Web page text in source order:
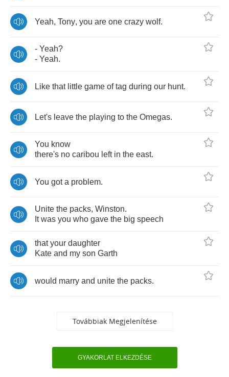
Yeah, Tony, you are one crazy wolf.
- Yeah?
- Yeah.
Like that little game of tag during our hunt.
Let's leave the playing to the Omegas.
You know
there's no caribou left in the east.
You got a problem.
Unite the packs, Winston.
It was you who gave the big speech
that your daughter
Kate and my son Garth
would marry and unite the packs.
Továbbiak Megjelenítése
GYAKORLAT ELKEZDÉSE